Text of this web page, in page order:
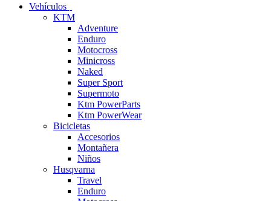
Vehículos
KTM
Adventure
Enduro
Motocross
Minicross
Naked
Super Sport
Supermoto
Ktm PowerParts
Ktm PowerWear
Bicicletas
Accesorios
Montañera
Niños
Husqvarna
Travel
Enduro